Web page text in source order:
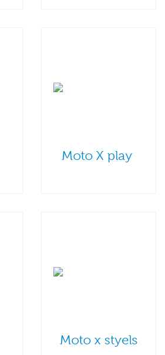
Moto X play
Moto x styels